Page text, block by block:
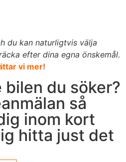
du kan naturligtvis välja
efter dina egna önskemål.
vi mer!
du söker?
så
inom kort
hitta just det